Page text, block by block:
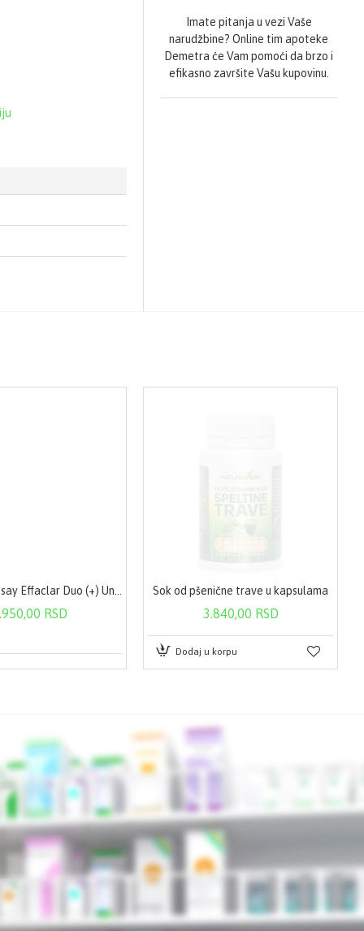
zavisnosti od
koji omogućava
nivoa masnih
balans omega-6
Imate pitanja u vezi Vaše
narudžbine? Online tim apoteke
Demetra će Vam pomoći da brzo i
efikasno završite Vašu kupovinu.
RSD
Sok od pšenične trave u kapsulama
3.840,00 RSD
Dodaj u korpu